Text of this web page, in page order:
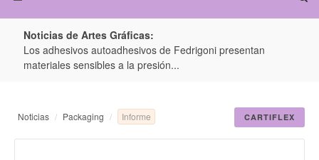
Noticias de Artes Gráficas:
Los adhesivos autoadhesivos de Fedrigoni presentan
materiales sensibles a la presión...
CARTIFLEX
Noticias Packaging Informe